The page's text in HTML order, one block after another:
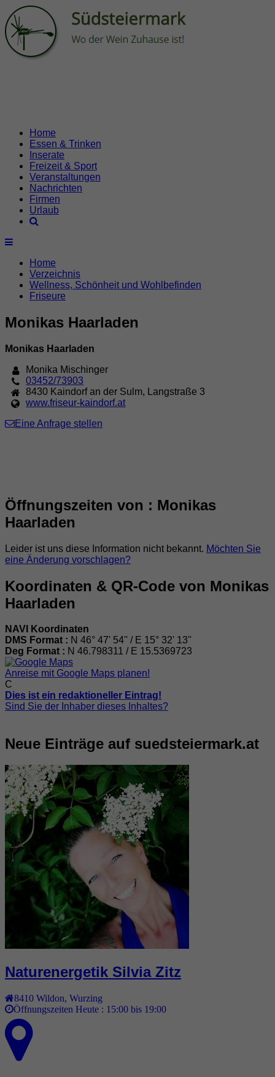
Home
Essen & Trinken
Inserate
Freizeit & Sport
Veranstaltungen
Nachrichten
Firmen
Urlaub
Home
Verzeichnis
Wellness, Schönheit und Wohlbefinden
Friseure
Monikas Haarladen
Monikas Haarladen
Monika Mischinger
03452/73903
8430 Kaindorf an der Sulm,
Langstraße 3
www.friseur-kaindorf.at
Eine Anfrage stellen
Öffnungszeiten von : Monikas
Haarladen
Leider ist uns diese Information nicht bekannt. Möchten Sie
eine Änderung vorschlagen?
Koordinaten & QR-Code von Monikas
Haarladen
NAVI Koordinaten
DMS Format : N 46° 47' 54'' / E 15° 32' 13''
Deg Format : N 46.798311 / E 15.5369723
Anreise mit Google Maps planen!
C
Dies ist ein redaktioneller Eintrag!
Sind Sie der Inhaber dieses Inhaltes?
Neue Einträge auf suedsteiermark.at
Naturenergetik Silvia Zitz
8410 Wildon Wurzing
Öffnungszeiten Heute : 15:00 bis 19:00